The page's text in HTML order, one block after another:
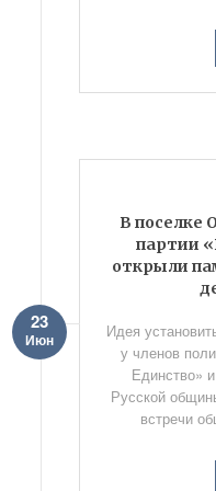
В поселке
партии
открыли
23
Июн
Идея
у членов
Единство»
Русской
встречи